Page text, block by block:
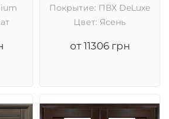
Покрытие: ПВХ DeLuxe
Цвет: Ясень
от 11306 грн